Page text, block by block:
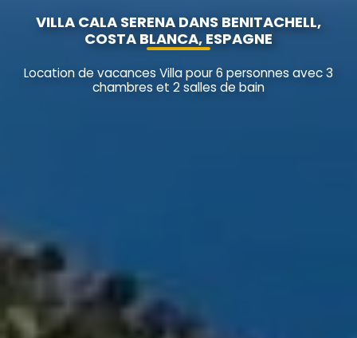
VILLA CALA SERENA DANS BENITACHELL,
COSTA BLANCA, ESPAGNE
Location de vacances Villa pour 6 personnes avec 3
chambres et 2 salles de bain